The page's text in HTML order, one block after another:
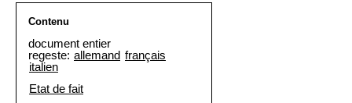
Contenu
document entier
regeste: allemand français
italien
Etat de fait